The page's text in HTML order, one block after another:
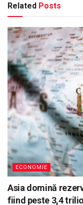
Related Posts
ECONOMIE
Asia domină
fiind peste 3,4